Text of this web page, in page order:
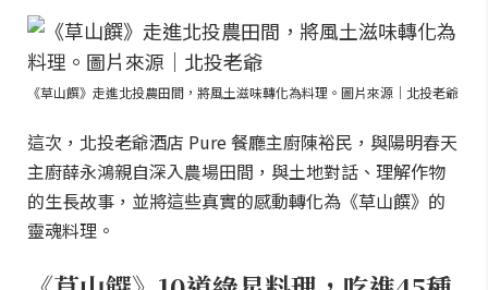
《草山饌》走進北投農田間，將風土滋味轉化為料理。圖片來源｜北投老爺
這次，北投老爺酒店 Pure 餐廳主廚陳裕民，與陽明春天
主廚薛永鴻親自深入農場田間，與土地對話、理解作物
的生長故事，並將這些真實的感動轉化為《草山饌》的
靈魂料理。